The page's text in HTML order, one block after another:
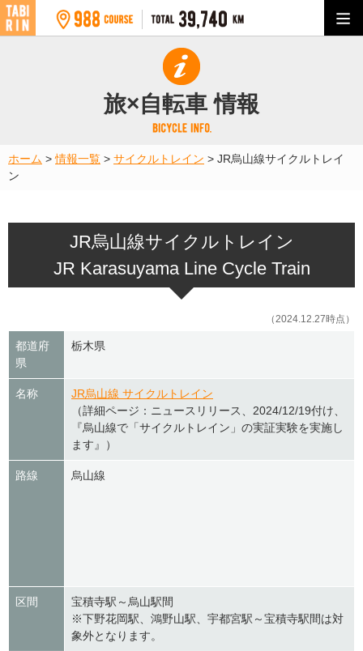
旅×自転車 情報
ホーム >情報一覧 > サイクルトレイン > JR烏山線サイクルトレイ
ン
JR烏山線サイクルトレイン
JR Karasuyama Line Cycle Train
（2024.12.27時点）
都道府
県
栃木県
名称
JR烏山線 サイクルトレイン
（詳細ページ：ニュースリリース、2024/12/19付け、
『烏山線で「サイクルトレイン」の実証実験を実施し
ます』）
路線 烏山線
区間
宝積寺駅～烏山駅間
※下野花岡駅、鴻野山駅、宇都宮駅～宝積寺駅間は対
象外となります。